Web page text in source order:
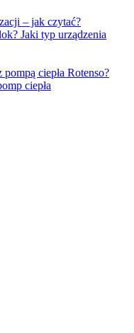
– jak czytać?
Jaki typ urządzenia
ciepła Rotenso?
ciepła